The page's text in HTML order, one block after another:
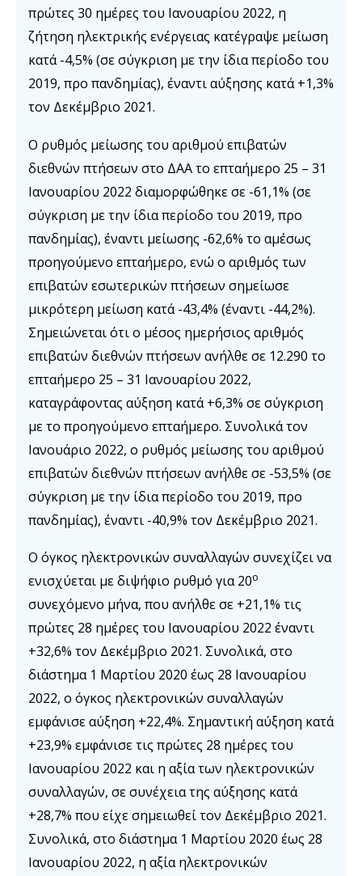
πρώτες 30 ημέρες του Ιανουαρίου 2022, η
ζήτηση ηλεκτρικής ενέργειας κατέγραψε μείωση
κατά -4,5% (σε σύγκριση με την ίδια περίοδο του
2019, προ πανδημίας), έναντι αύξησης κατά +1,3%
τον Δεκέμβριο 2021.
O ρυθμός μείωσης του αριθμού επιβατών
διεθνών πτήσεων στο ΔΑΑ το επταήμερο 25 – 31
Ιανουαρίου 2022 διαμορφώθηκε σε -61,1% (σε
σύγκριση με την ίδια περίοδο του 2019, προ
πανδημίας), έναντι μείωσης -62,6% το αμέσως
προηγούμενο επταήμερο, ενώ ο αριθμός των
επιβατών εσωτερικών πτήσεων σημείωσε
μικρότερη μείωση κατά -43,4% (έναντι -44,2%).
Σημειώνεται ότι ο μέσος ημερήσιος αριθμός
επιβατών διεθνών πτήσεων ανήλθε σε 12.290 το
επταήμερο 25 – 31 Ιανουαρίου 2022,
καταγράφοντας αύξηση κατά +6,3% σε σύγκριση
με το προηγούμενο επταήμερο. Συνολικά τον
Ιανουάριο 2022, ο ρυθμός μείωσης του αριθμού
επιβατών διεθνών πτήσεων ανήλθε σε -53,5% (σε
σύγκριση με την ίδια περίοδο του 2019, προ
πανδημίας), έναντι -40,9% τον Δεκέμβριο 2021.
Ο όγκος ηλεκτρονικών συναλλαγών συνεχίζει να
ενισχύεται με διψήφιο ρυθμό για 20ο
συνεχόμενο μήνα, που ανήλθε σε +21,1% τις
πρώτες 28 ημέρες του Ιανουαρίου 2022 έναντι
+32,6% τον Δεκέμβριο 2021. Συνολικά, στο
διάστημα 1 Μαρτίου 2020 έως 28 Ιανουαρίου
2022, ο όγκος ηλεκτρονικών συναλλαγών
εμφάνισε αύξηση +22,4%. Σημαντική αύξηση κατά
+23,9% εμφάνισε τις πρώτες 28 ημέρες του
Ιανουαρίου 2022 και η αξία των ηλεκτρονικών
συναλλαγών, σε συνέχεια της αύξησης κατά
+28,7% που είχε σημειωθεί τον Δεκέμβριο 2021.
Συνολικά, στο διάστημα 1 Μαρτίου 2020 έως 28
Ιανουαρίου 2022, η αξία ηλεκτρονικών